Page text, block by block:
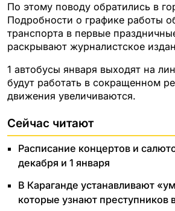
По этому поводу обратились в
Подробности о графике работы
транспорта в первые
раскрывают журналистское
1 автобусы января выходят на
будут работать в сокращенном
движения увеличиваются.
Сейчас читают
Расписание концертов и
декабря и 1 января
В Караганде устанавливают
которые узнают преступников